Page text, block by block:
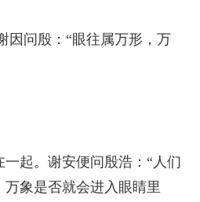
因问殷：“眼往属万形，万
起。谢安便问殷浩：“人们
象是否就会进入眼睛里